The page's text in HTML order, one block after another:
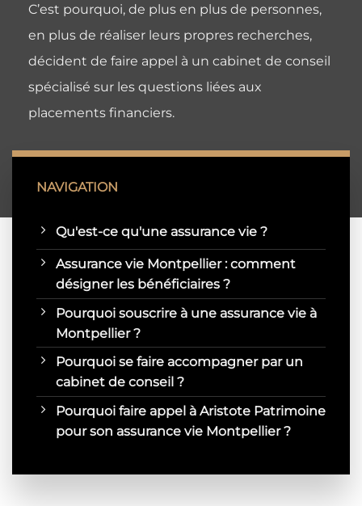
C’est pourquoi, de plus en plus de personnes,
en plus de réaliser leurs propres recherches,
décident de faire appel à un cabinet de conseil
spécialisé sur les questions liées aux
placements financiers.
NAVIGATION
Qu'est-ce qu'une assurance vie ?
Assurance vie Montpellier : comment
désigner les bénéficiaires ?
Pourquoi souscrire à une assurance vie à
Montpellier ?
Pourquoi se faire accompagner par un
cabinet de conseil ?
Pourquoi faire appel à Aristote Patrimoine
pour son assurance vie Montpellier ?